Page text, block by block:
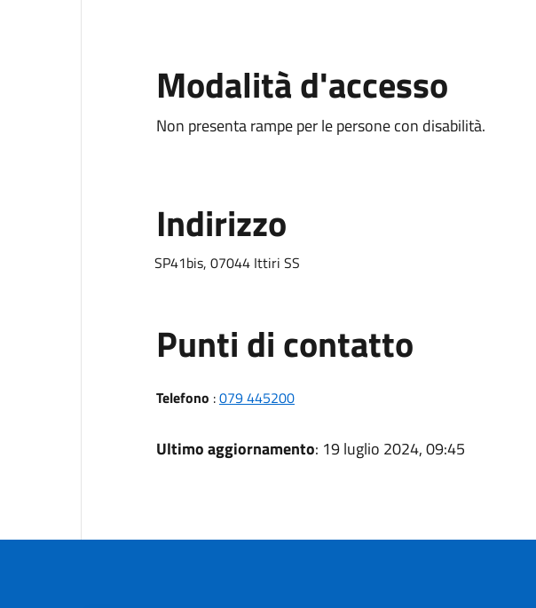
Modalità d'accesso
Non presenta rampe per le persone con disabilità.
Indirizzo
SP41bis, 07044 Ittiri SS
Punti di contatto
Telefono :079 445200
Ultimo aggiornamento: 19 luglio 2024, 09:45